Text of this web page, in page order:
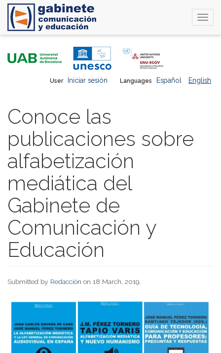
Languages Español English
User Iniciar sesión
Conoce las
publicaciones sobre
alfabetización
mediática del
Gabinete de
Comunicación y
Educación
Submitted by Redacción on 18 March, 2019.